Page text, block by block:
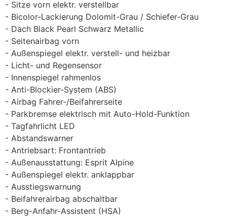
Sitze vorn elektr. verstellbar
Bicolor-Lackierung Dolomit-Grau / Schiefer-Grau
Dach Black Pearl Schwarz Metallic
Seitenairbag vorn
Außenspiegel elektr. verstell- und heizbar
Licht- und Regensensor
Innenspiegel rahmenlos
Anti-Blockier-System (ABS)
Airbag Fahrer-/Beifahrerseite
Parkbremse elektrisch mit Auto-Hold-Funktion
Tagfahrlicht LED
Abstandswarner
Antriebsart: Frontantrieb
Außenausstattung: Esprit Alpine
Außenspiegel elektr. anklappbar
Ausstiegswarnung
Beifahrerairbag abschaltbar
Berg-Anfahr-Assistent (HSA)